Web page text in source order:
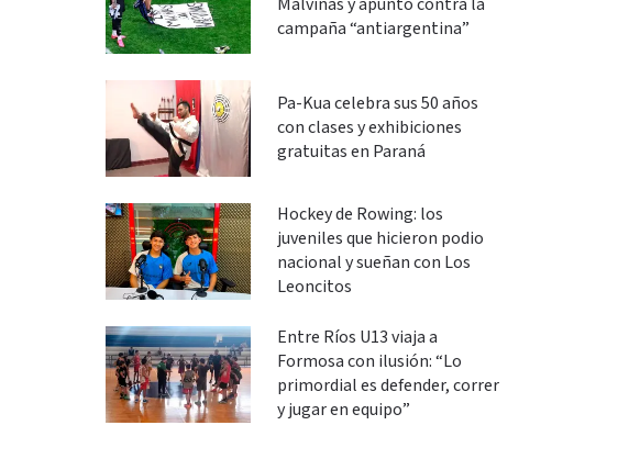
Malvinas y apuntó contra la
campaña “antiargentina”
Pa-Kua celebra sus 50 años
con clases y exhibiciones
gratuitas en Paraná
Hockey de Rowing: los
juveniles que hicieron podio
nacional y sueñan con Los
Leoncitos
Entre Ríos U13 viaja a
Formosa con ilusión: “Lo
primordial es defender, correr
y jugar en equipo”